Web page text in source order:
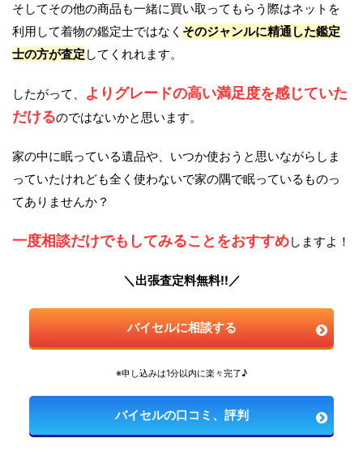
そしてその他の商品も一緒に買い取ってもらう際はネットを
利用して着物の鑑定士ではなく そのジャンルに精通した鑑定
士の方が査定 してくれれます。
したがって、
よりグレードの高い満足度を感じていた
だけるのではないかと思います。
家の中に眠っている遺品や、いつか使おうと思いながらしま
っていたけれども全く使わないで家の隅で眠っているものっ
てありませんか？
一度相談だけでもしてみることをおすすめしますよ！
＼出張査定料無料!!／
バイセルに相談する
※申し込みは1分以内に楽々完了♪
バイセルの口コミ、評判